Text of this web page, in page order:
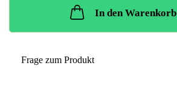
In den Warenkorb
Frage zum Produkt